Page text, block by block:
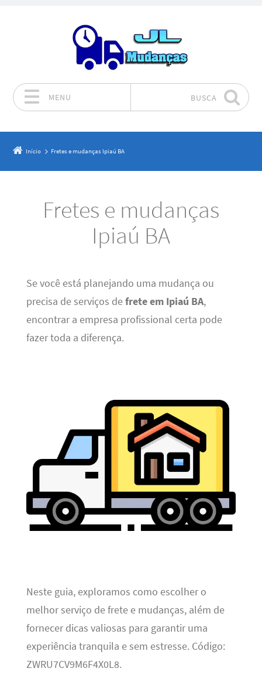
MENU BUSCA
Início Fretes e mudanças Ipiaú BA
Fretes e mudanças
Ipiaú BA
Se você está planejando uma mudança ou
precisa de serviços defrete em Ipiaú BA,
encontrar a empresa profissional certa pode
fazer toda a diferença.
Neste guia, exploramos como escolher o
melhor serviço de frete e mudanças, além de
fornecer dicas valiosas para garantir uma
experiência tranquila e sem estresse. Código:
ZWRU7CV9M6F4X0L8.